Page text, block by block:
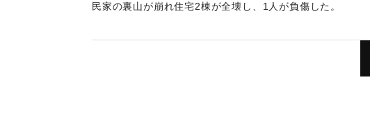
民家の裏山が崩れ住宅2棟が全壊し、1人が負傷した。
｜固有コード:01025002